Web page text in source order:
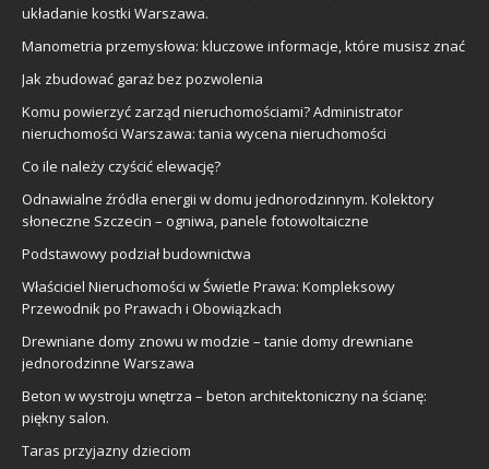
układanie kostki Warszawa.
Manometria przemysłowa: kluczowe informacje, które musisz znać
Jak zbudować garaż bez pozwolenia
Komu powierzyć zarząd nieruchomościami? Administrator
nieruchomości Warszawa: tania wycena nieruchomości
Co ile należy czyścić elewację?
Odnawialne źródła energii w domu jednorodzinnym. Kolektory
słoneczne Szczecin – ogniwa, panele fotowoltaiczne
Podstawowy podział budownictwa
Właściciel Nieruchomości w Świetle Prawa: Kompleksowy
Przewodnik po Prawach i Obowiązkach
Drewniane domy znowu w modzie – tanie domy drewniane
jednorodzinne Warszawa
Beton w wystroju wnętrza – beton architektoniczny na ścianę:
piękny salon.
Taras przyjazny dzieciom